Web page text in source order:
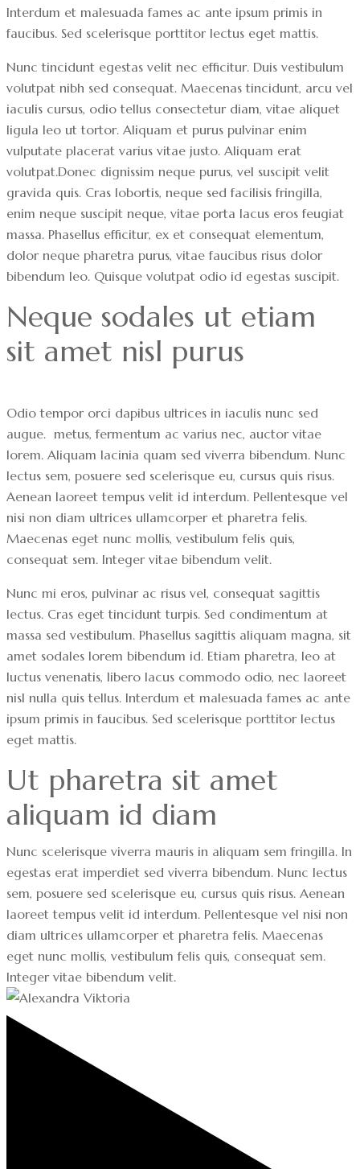
Interdum et malesuada fames ac ante ipsum primis in
faucibus. Sed scelerisque porttitor lectus eget mattis.
Nunc tincidunt egestas velit nec efficitur. Duis vestibulum
volutpat nibh sed consequat. Maecenas tincidunt, arcu vel
iaculis cursus, odio tellus consectetur diam, vitae aliquet
ligula leo ut tortor. Aliquam et purus pulvinar enim
vulputate placerat varius vitae justo. Aliquam erat
volutpat.Donec dignissim neque purus, vel suscipit velit
gravida quis. Cras lobortis, neque sed facilisis fringilla,
enim neque suscipit neque, vitae porta lacus eros feugiat
massa. Phasellus efficitur, ex et consequat elementum,
dolor neque pharetra purus, vitae faucibus risus dolor
bibendum leo. Quisque volutpat odio id egestas suscipit.
Neque sodales ut etiam
sit amet nisl purus
Odio tempor orci dapibus ultrices in iaculis nunc sed
augue. metus, fermentum ac varius nec, auctor vitae
lorem. Aliquam lacinia quam sed viverra bibendum. Nunc
lectus sem, posuere sed scelerisque eu, cursus quis risus.
Aenean laoreet tempus velit id interdum. Pellentesque vel
nisi non diam ultrices ullamcorper et pharetra felis.
Maecenas eget nunc mollis, vestibulum felis quis,
consequat sem. Integer vitae bibendum velit.
Nunc mi eros, pulvinar ac risus vel, consequat sagittis
lectus. Cras eget tincidunt turpis. Sed condimentum at
massa sed vestibulum. Phasellus sagittis aliquam magna, sit
amet sodales lorem bibendum id. Etiam pharetra, leo at
luctus venenatis, libero lacus commodo odio, nec laoreet
nisl nulla quis tellus. Interdum et malesuada fames ac ante
ipsum primis in faucibus. Sed scelerisque porttitor lectus
eget mattis.
Ut pharetra sit amet
aliquam id diam
Nunc scelerisque viverra mauris in aliquam sem fringilla. In
egestas erat imperdiet sed viverra bibendum. Nunc lectus
sem, posuere sed scelerisque eu, cursus quis risus. Aenean
laoreet tempus velit id interdum. Pellentesque vel nisi non
diam ultrices ullamcorper et pharetra felis. Maecenas
eget nunc mollis, vestibulum felis quis, consequat sem.
Integer vitae bibendum velit.